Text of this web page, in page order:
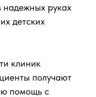
надежных руках
детских
клиник
получают
помощь с